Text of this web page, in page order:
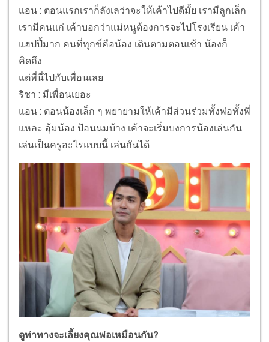
แอน : ตอนแรกเราก็ลังเลว่าจะให้เค้าไปดีมั้ย เรามีลูกเล็ก
เรามีคนแก่ เค้าบอกว่าแม่หนูต้องการจะไปโรงเรียน เค้า
แฮปปี้มาก คนที่ทุกข์คือน้อง เดินตามตอนเช้า น้องก็
คิดถึง
แต่พี่นี่ไปกับเพื่อนเลย
ริชา : มีเพื่อนเยอะ
แอน : ตอนน้องเล็ก ๆ พยายามให้เค้ามีส่วนร่วมทั้งพ่อทั้งพี่
แหละ อุ้มน้อง ป้อนนมบ้าง เค้าจะเริ่มบงการน้องเล่นกัน
เล่นเป็นครูอะไรแบบนี้ เล่นกันได้
ดูท่าทางจะเลี้ยงคุณพ่อเหมือนกัน?